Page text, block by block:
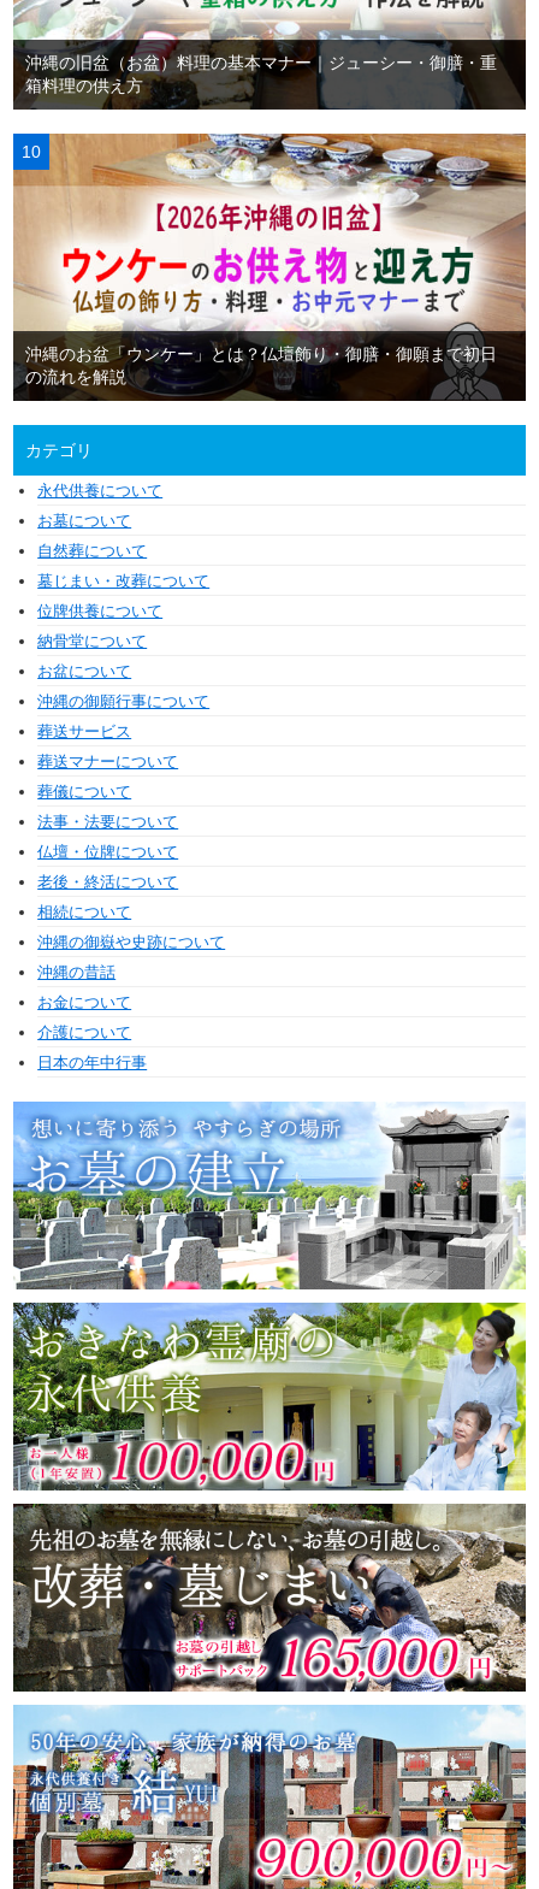
沖縄の旧盆（お盆）料理の基本マナー｜ジューシー・御膳・重
箱料理の供え方
沖縄のお盆「ウンケー」とは？仏壇飾り・御膳・御願まで初日
の流れを解説
カテゴリ
永代供養について
お墓について
自然葬について
墓じまい・改葬について
位牌供養について
納骨堂について
お盆について
沖縄の御願行事について
葬送サービス
葬送マナーについて
葬儀について
法事・法要について
仏壇・位牌について
老後・終活について
相続について
沖縄の御嶽や史跡について
沖縄の昔話
お金について
介護について
日本の年中行事